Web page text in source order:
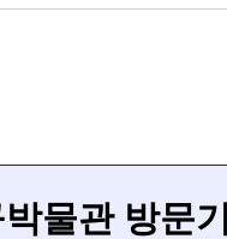
물관 방문